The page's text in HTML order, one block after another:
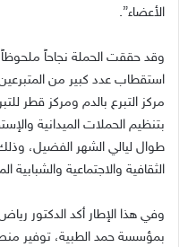
الأعضاء”.
وقد حققت الحملة نجاحاً
استقطاب عدد كبير من
مركز التبرع بالدم ومركز قطر
بتنظيم الحملات الميدانية
طوال ليالي الشهر الفضيل، وذلك
الثقافية والاجتماعية والشبابية
وفي هذا الإطار أكد الدكتور
بمؤسسة حمد الطبية، توفير